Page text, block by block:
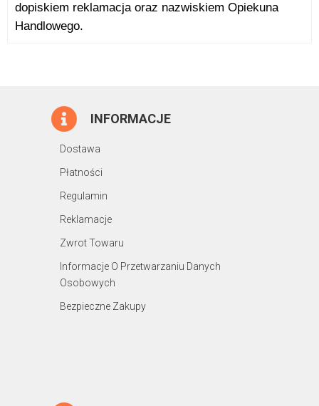
dopiskiem reklamacja oraz nazwiskiem Opiekuna
Handlowego.
INFORMACJE
Dostawa
Płatności
Regulamin
Reklamacje
Zwrot Towaru
Informacje O Przetwarzaniu Danych
Osobowych
Bezpieczne Zakupy